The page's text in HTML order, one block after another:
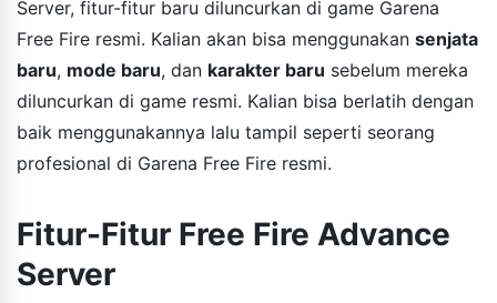
Server, fitur-fitur baru diluncurkan di game Garena
Free Fire resmi. Kalian akan bisa menggunakan senjata
baru, mode baru, dan karakter baru sebelum mereka
diluncurkan di game resmi. Kalian bisa berlatih dengan
baik menggunakannya lalu tampil seperti seorang
profesional di Garena Free Fire resmi.
Fitur-Fitur Free Fire Advance
Server